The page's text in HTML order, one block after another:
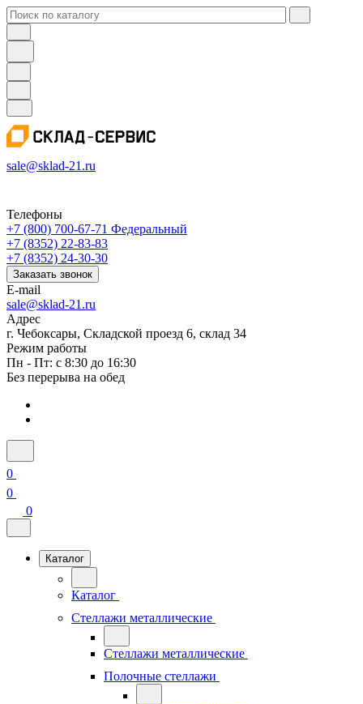
sale@sklad-21.ru
Телефоны
+7 (800) 700-67-71 Федеральный
+7 (8352) 22-83-83
+7 (8352) 24-30-30
Заказать звонок
E-mail
sale@sklad-21.ru
Адрес
г. Чебоксары, Складской проезд 6, склад 34
Режим работы
Пн - Пт: с 8:30 до 16:30
Без перерыва на обед
0
0
0
Каталог
Каталог
Стеллажи металлические
Стеллажи металлические
Полочные стеллажи